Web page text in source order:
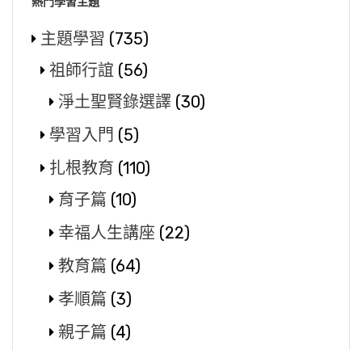
主題學習 (735)
祖師行誼 (56)
淨土聖賢錄選譯 (30)
學習入門 (5)
扎根教育 (110)
育子篇 (10)
幸福人生講座 (22)
教育篇 (64)
孝順篇 (3)
親子篇 (4)